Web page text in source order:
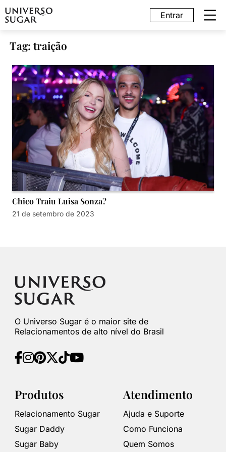
Entrar
Tag: traição
Chico Traiu Luisa Sonza?
21 de setembro de 2023
O Universo Sugar é o maior site de
Relacionamentos de alto nível do Brasil
Produtos
Relacionamento Sugar
Sugar Daddy
Sugar Baby
Atendimento
Ajuda e Suporte
Como Funciona
Quem Somos